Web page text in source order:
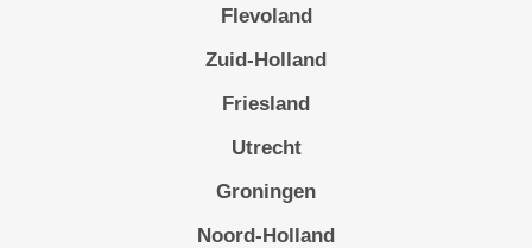
Flevoland
Zuid-Holland
Friesland
Utrecht
Groningen
Noord-Holland